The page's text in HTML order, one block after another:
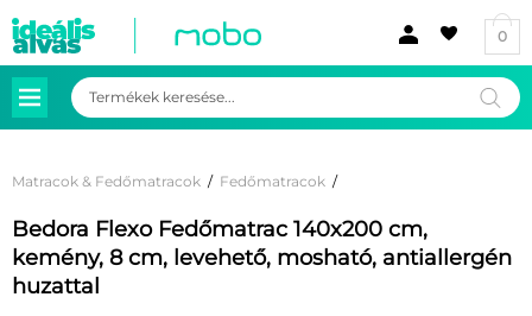
0
Products
search
Matracok & Fedőmatracok / Fedőmatracok /
Bedora Flexo Fedőmatrac 140x200 cm,
kemény, 8 cm, levehető, mosható, antiallergén
huzattal